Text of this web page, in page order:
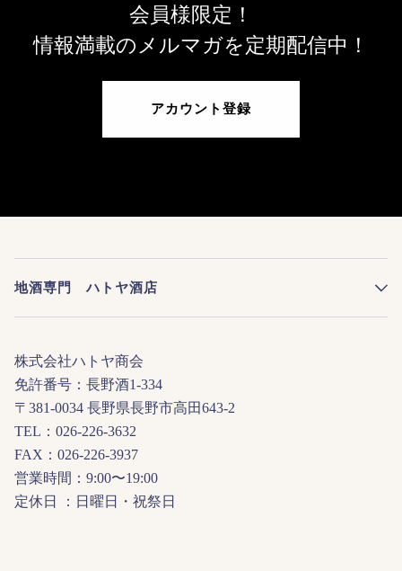
会員様限定！
情報満載のメルマガを定期配信中！
アカウント登録
地酒専門 ハトヤ酒店
株式会社ハトヤ商会
免許番号：長野酒1-334
〒381-0034 長野県長野市高田643-2
TEL：026-226-3632
FAX：026-226-3937
営業時間：9:00〜19:00
定休日 ：日曜日・祝祭日